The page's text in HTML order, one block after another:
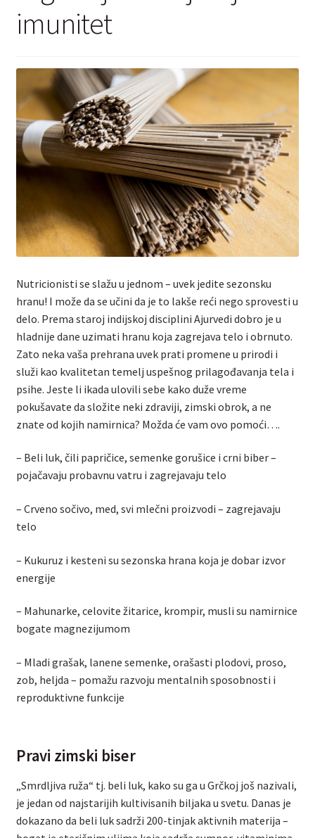
Kontakt
imunitet
Nutricionisti se slažu u jednom – uvek jedite sezonsku
hranu! I može da se učini da je to lakše reći nego sprovesti u
delo. Prema staroj indijskoj disciplini Ajurvedi dobro je u
hladnije dane uzimati hranu koja zagrejava telo i obrnuto.
Zato neka vaša prehrana uvek prati promene u prirodi i
služi kao kvalitetan temelj uspešnog prilagođavanja tela i
psihe. Jeste li ikada ulovili sebe kako duže vreme
pokušavate da složite neki zdraviji, zimski obrok, a ne
znate od kojih namirnica? Možda će vam ovo pomoći….
– Beli luk, čili papričice, semenke gorušice i crni biber –
pojačavaju probavnu vatru i zagrejavaju telo
– Crveno sočivo, med, svi mlečni proizvodi – zagrejavaju
telo
– Kukuruz i kesteni su sezonska hrana koja je dobar izvor
energije
– Mahunarke, celovite žitarice, krompir, musli su namirnice
bogate magnezijumom
– Mladi grašak, lanene semenke, orašasti plodovi, proso,
zob, heljda – pomažu razvoju mentalnih sposobnosti i
reproduktivne funkcije
Pravi zimski biser
„Smrdljiva ruža“ tj. beli luk, kako su ga u Grčkoj još nazivali,
je jedan od najstarijih kultivisanih biljaka u svetu. Danas je
dokazano da beli luk sadrži 200-tinjak aktivnih materija –